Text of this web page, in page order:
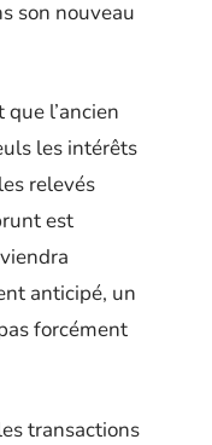
son nouveau
l’ancien
les intérêts
relevés
est
anticipé, un
forcément
transactions